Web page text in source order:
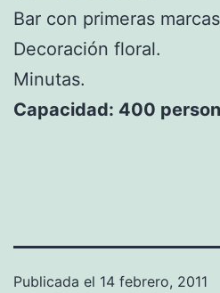
Bar con primeras
Decoración floral.
Minutas.
Capacidad: 400
Publicada el 14 febrero, 2011